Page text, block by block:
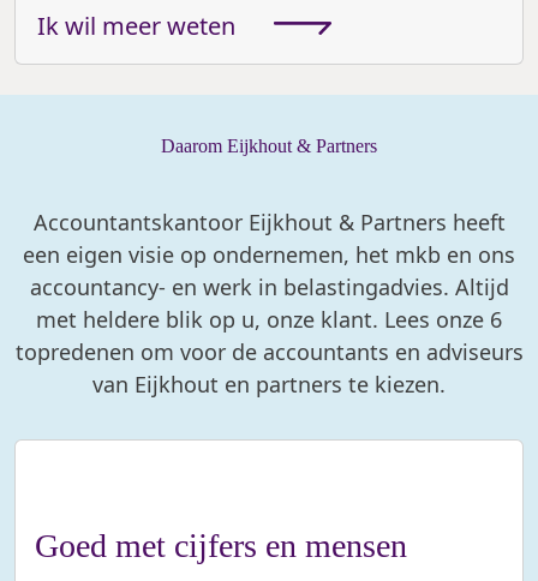
Ik wil meer weten
Daarom Eijkhout & Partners
Accountantskantoor Eijkhout & Partners heeft
een eigen visie op ondernemen, het mkb en ons
accountancy- en werk in belastingadvies. Altijd
met heldere blik op u, onze klant. Lees onze 6
topredenen om voor de accountants en adviseurs
van Eijkhout en partners te kiezen.
Goed met cijfers en mensen